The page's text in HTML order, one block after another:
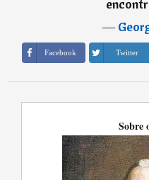
―
Facebook Twitter
Sobre